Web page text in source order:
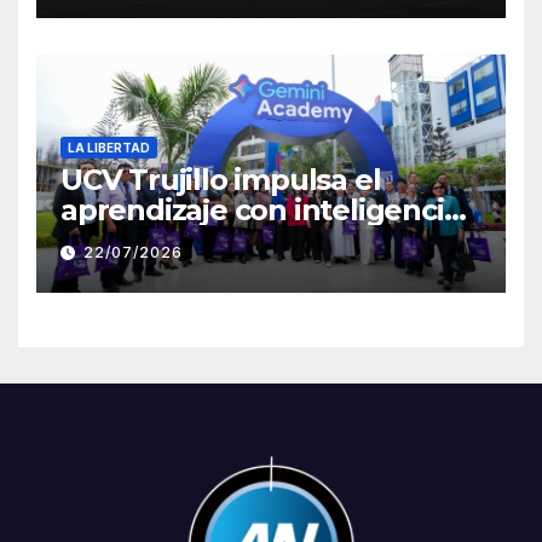
Clement
LA LIBERTAD
UCV Trujillo impulsa el
aprendizaje con inteligencia
artificial a través de Google
Gemini
22/07/2026